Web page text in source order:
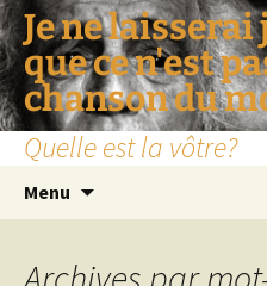
Je ne
que ce n'est
chanson du
Quelle est la vôtre?
Menu